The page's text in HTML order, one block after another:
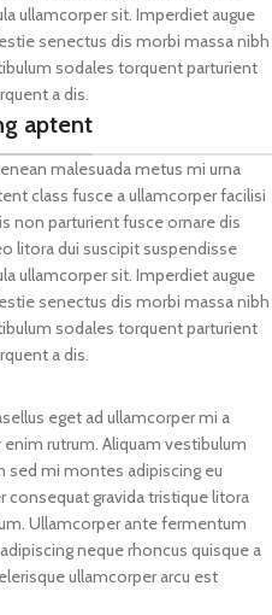
ullamcorper sit. Imperdiet augue
senectus dis morbi massa nibh
sodales torquent parturient
a dis.
aptent
malesuada metus mi urna
class fusce a ullamcorper facilisi
non parturient fusce ornare dis
litora dui suscipit suspendisse
ullamcorper sit. Imperdiet augue
senectus dis morbi massa nibh
sodales torquent parturient
a dis.
eget ad ullamcorper mi a
rutrum. Aliquam vestibulum
sed mi montes adipiscing eu
consequat gravida tristique litora
Ullamcorper ante fermentum
neque rhoncus quisque a
ullamcorper arcu est